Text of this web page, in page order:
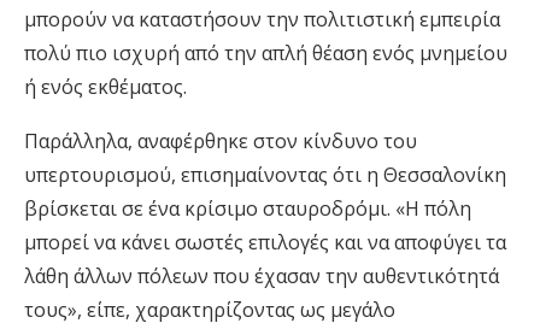
μπορούν να καταστήσουν την πολιτιστική εμπειρία
πολύ πιο ισχυρή από την απλή θέαση ενός μνημείου
ή ενός εκθέματος.
Παράλληλα, αναφέρθηκε στον κίνδυνο του
υπερτουρισμού, επισημαίνοντας ότι η Θεσσαλονίκη
βρίσκεται σε ένα κρίσιμο σταυροδρόμι. «Η πόλη
μπορεί να κάνει σωστές επιλογές και να αποφύγει τα
λάθη άλλων πόλεων που έχασαν την αυθεντικότητά
τους», είπε, χαρακτηρίζοντας ως μεγάλο